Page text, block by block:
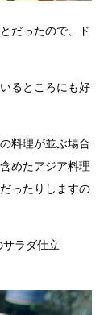
だったので、ド
るところにも好
料理が並ぶ場合
めたアジア料理
ったりしますの
ラダ仕立